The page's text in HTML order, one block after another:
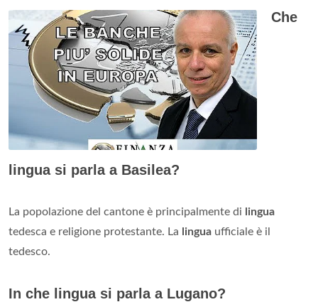
Che
lingua si parla a Basilea?
La popolazione del cantone è principalmente di
lingua
tedesca e religione protestante. La
lingua ufficiale è il
tedesco.
In che lingua si parla a Lugano?